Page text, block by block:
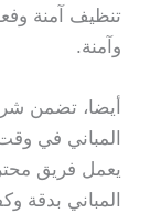
تنظيف آمنة
وآمنة.
أيضا، تضمن
المباني في
يعمل فريق
المباني بدقة